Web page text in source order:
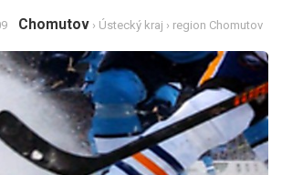
Chomutov › Ústecký kraj › region Chomutov